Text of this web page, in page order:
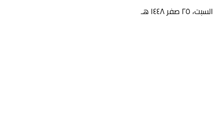
السبت، ٢٥ صفر ١٤٤٨ هـ